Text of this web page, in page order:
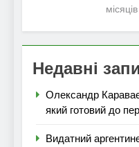
Недавні
Олександр
який готовий до
Видатний